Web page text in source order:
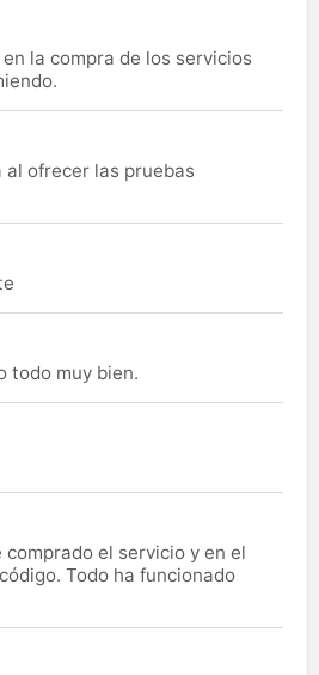
la compra de los servicios
al ofrecer las pruebas
todo muy bien.
comprado el servicio y en el
Todo ha funcionado